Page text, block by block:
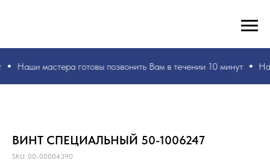
Наши мастера готовы позвонить Вам в течении 10 минут
ВИНТ СПЕЦИАЛЬНЫЙ 50-1006247
SKU: 00-00004390